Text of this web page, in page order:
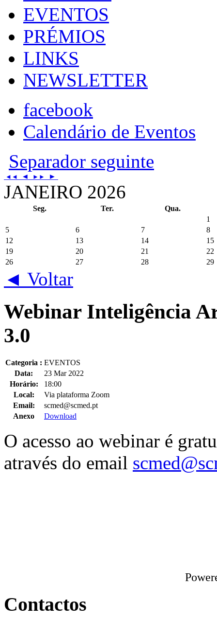
EVENTOS
PRÉMIOS
LINKS
NEWSLETTER
facebook
Calendário de Eventos
Separador seguinte
◄◄ ◄ ►► ►
JANEIRO 2026
Seg. Ter.
Qua.
1
5
6 7
8
12
13 14
15
19
20 21
22
26
27 28 29
◄ Voltar
Webinar Inteligência
3.0
Categoria : EVENTOS
Data:
23 Mar 2022
Horário:
18:00
Local:
Via plataforma Zoom
Email:
scmed@scmed.pt
Anexo
Download
O acesso ao webinar é
através do email
Contactos